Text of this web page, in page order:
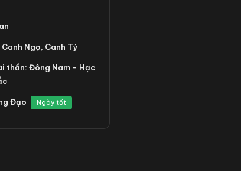
Ngọ, Canh Tý
thần: Đông Nam - Hạc
Đạo Ngày tốt